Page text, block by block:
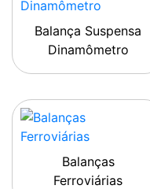
Balança Suspensa
Dinamômetro
Balanças
Ferroviárias